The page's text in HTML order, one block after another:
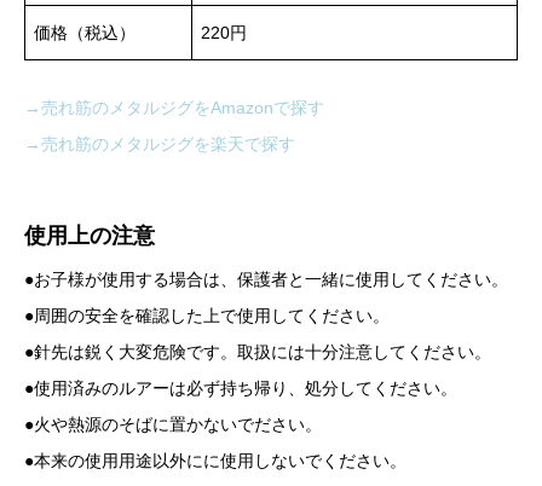
価格（税込） 220円
→売れ筋のメタルジグをAmazonで探す
→売れ筋のメタルジグを楽天で探す
使用上の注意
●お子様が使用する場合は、保護者と一緒に使用してください。
●周囲の安全を確認した上で使用してください。
●針先は鋭く大変危険です。取扱には十分注意してください。
●使用済みのルアーは必ず持ち帰り、処分してください。
●火や熱源のそばに置かないでださい。
●本来の使用用途以外にに使用しないでください。